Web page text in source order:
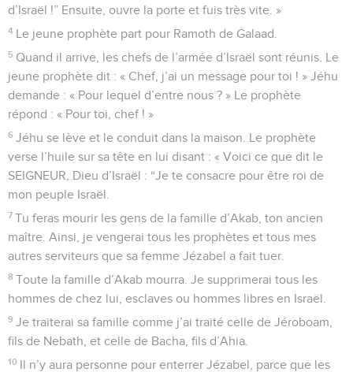
d’Israël !” Ensuite, ouvre la porte et fuis très vite. »
4 Le jeune prophète part pour Ramoth de Galaad.
5 Quand il arrive, les chefs de l’armée d’Israël sont réunis. Le
jeune prophète dit : « Chef, j’ai un message pour toi ! » Jéhu
demande : « Pour lequel d’entre nous ? » Le prophète
répond : « Pour toi, chef ! »
6 Jéhu se lève et le conduit dans la maison. Le prophète
verse l’huile sur sa tête en lui disant : « Voici ce que dit le
SEIGNEUR, Dieu d’Israël : “Je te consacre pour être roi de
mon peuple Israël.
7 Tu feras mourir les gens de la famille d’Akab, ton ancien
maître. Ainsi, je vengerai tous les prophètes et tous mes
autres serviteurs que sa femme Jézabel a fait tuer.
8 Toute la famille d’Akab mourra. Je supprimerai tous les
hommes de chez lui, esclaves ou hommes libres en Israël.
9 Je traiterai sa famille comme j’ai traité celle de Jéroboam,
fils de Nebath, et celle de Bacha, fils d’Ahia.
10 Il n’y aura personne pour enterrer Jézabel, parce que les